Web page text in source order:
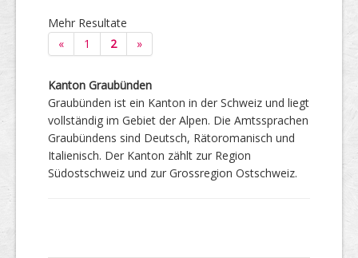
Mehr Resultate
«
1 2 »
Kanton Graubünden
Graubünden ist ein Kanton in der Schweiz und liegt
vollständig im Gebiet der Alpen. Die Amtssprachen
Graubündens sind Deutsch, Rätoromanisch und
Italienisch. Der Kanton zählt zur Region
Südostschweiz und zur Grossregion Ostschweiz.